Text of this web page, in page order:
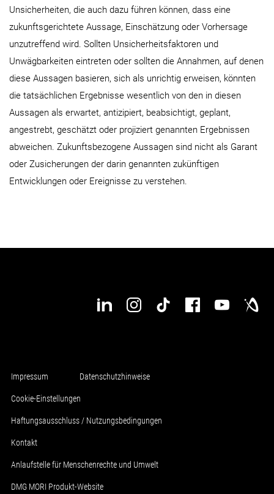
Unsicherheiten, die auch dazu führen können, dass eine
zukunftsgerichtete Aussage, Einschätzung oder Vorhersage
unzutreffend wird. Sollten Unsicherheitsfaktoren und
Unwägbarkeiten eintreten oder sollten die Annahmen, auf denen
diese Aussagen basieren, sich als unrichtig erweisen, könnten
die tatsächlichen Ergebnisse wesentlich von den in diesen
Aussagen als erwartet, antizipiert, beabsichtigt, geplant,
angestrebt, geschätzt oder projiziert genannten Ergebnissen
abweichen. Zukunftsbezogene Aussagen sind nicht als Garant
oder Zusicherungen der darin genannten zukünftigen
Entwicklungen oder Ereignisse zu verstehen.
Impressum Datenschutzhinweise
Cookie-Einstellungen
Haftungsausschluss / Nutzungsbedingungen
Kontakt
Anlaufstelle für Menschenrechte und Umwelt
DMG MORI Produkt-Website